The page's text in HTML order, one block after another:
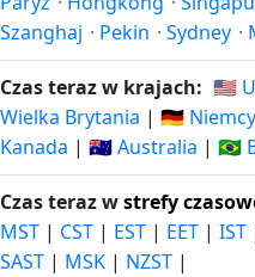
Szanghaj · Pekin · Sydney ·
Czas teraz w krajach: 🇺🇸
Wielka Brytania | 🇩🇪 Niemcy
Kanada | 🇦🇺 Australia | 🇧🇷
Czas teraz wstrefy
MST | CST | EST | EET | IST
SAST | MSK | NZST |